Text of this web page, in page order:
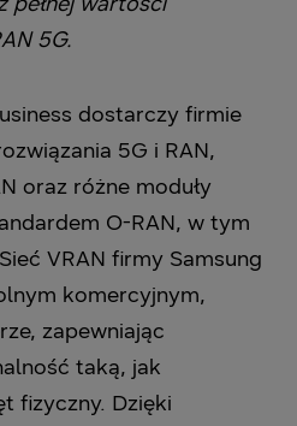
5G.
dostarczy firmie
5G i RAN,
oraz różne moduły
O-RAN, w tym
VRAN firmy Samsung
komercyjnym,
zapewniając
taką, jak
fizyczny. Dzięki